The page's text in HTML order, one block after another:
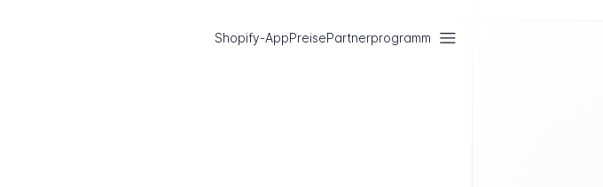
Shopify-AppPreisePartnerprogramm